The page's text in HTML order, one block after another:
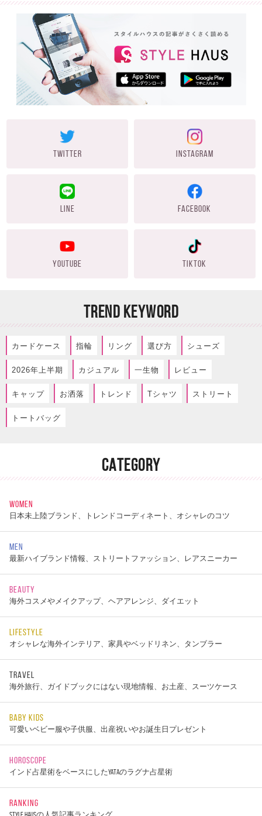
TWITTER INSTAGRAM
LINE FACEBOOK
YOUTUBE TIKTOK
TREND KEYWORD
カードケース 指輪 リング 選び方 シューズ
2026年上半期 カジュアル 一生物 レビュー
キャップ お洒落 トレンド Tシャツ ストリート
トートバッグ
CATEGORY
WOMEN
日本未上陸ブランド、トレンドコーディネート、オシャレのコツ
MEN
最新ハイブランド情報、ストリートファッション、レアスニーカー
BEAUTY
海外コスメやメイクアップ、ヘアアレンジ、ダイエット
LIFESTYLE
オシャレな海外インテリア、家具やベッドリネン、タンブラー
TRAVEL
海外旅行、ガイドブックにはない現地情報、お土産、スーツケース
BABY KIDS
可愛いベビー服や子供服、出産祝いやお誕生日プレゼント
HOROSCOPE
インド占星術をベースにしたYATAのラグナ占星術
RANKING